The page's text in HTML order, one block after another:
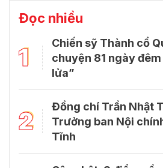
Đọc nhiều
1
Chiến sỹ Thành cổ
chuyện 81 ngày
lửa”
2
Đồng chí Trần Nhật
Trưởng ban Nội
Tĩnh